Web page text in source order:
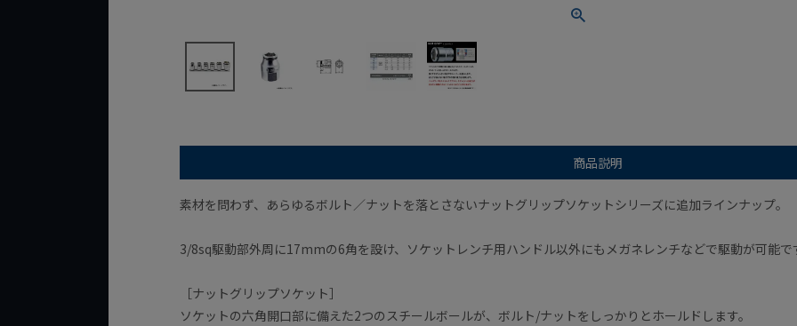
商品説明
素材を問わず、あらゆるボルト／ナットを落とさないナットグリップソケットシリーズに追加ラインナップ。
3/8sq駆動部外周に17mmの6角を設け、ソケットレンチ用ハンドル以外にもメガネレンチなどで駆動が可能で
［ナットグリップソケット］
ソケットの六角開口部に備えた2つのスチールボールが、ボルト/ナットをしっかりとホールドします。